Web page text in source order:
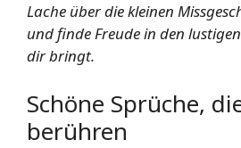
Lache über die kleinen
und finde Freude in den
dir bringt.
Schöne Sprüche,
berühren